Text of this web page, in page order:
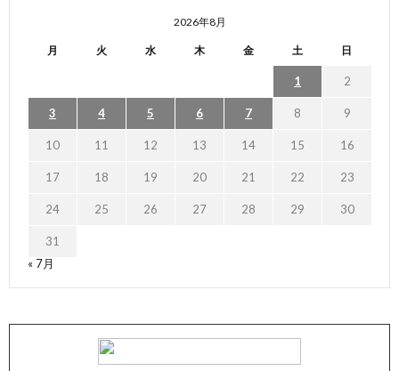
2026年8月
月 火 水 木 金 土 日
1 2
3 4 5 6 7 8 9
10 11 12 13 14 15 16
17 18 19 20 21 22 23
24 25 26 27 28 29 30
31
« 7月